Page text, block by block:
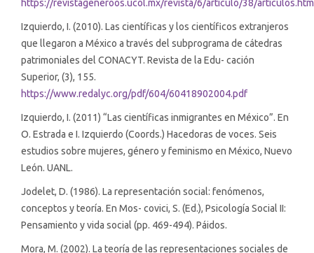
https://revistageneroos.ucol.mx/revista/6/articulo/38/articulos.htm
Izquierdo, I. (2010). Las científicas y los científicos extranjeros
que llegaron a México a través del subprograma de cátedras
patrimoniales del CONACYT. Revista de la Edu- cación
Superior, (3), 155.
https://www.redalyc.org/pdf/604/60418902004.pdf
Izquierdo, I. (2011) “Las científicas inmigrantes en México”. En
O. Estrada e I. Izquierdo (Coords.) Hacedoras de voces. Seis
estudios sobre mujeres, género y feminismo en México, Nuevo
León. UANL.
Jodelet, D. (1986). La representación social: fenómenos,
conceptos y teoría. En Mos- covici, S. (Ed.), Psicología Social II:
Pensamiento y vida social (pp. 469-494). Páidos.
Mora, M. (2002). La teoría de las representaciones sociales de